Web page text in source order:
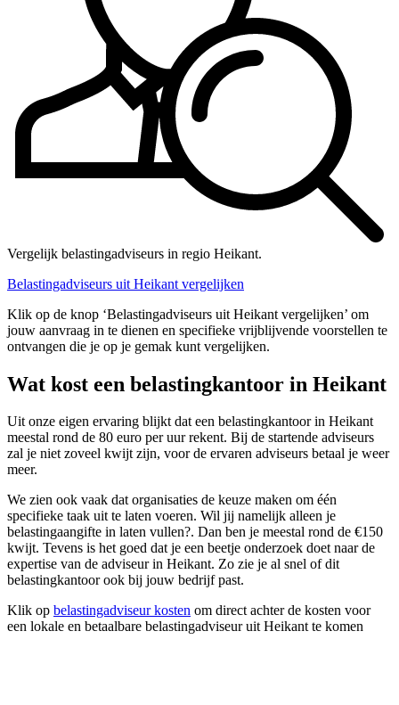
Vergelijk belastingadviseurs in regio Heikant.
Belastingadviseurs uit Heikant vergelijken
Klik op de knop ‘Belastingadviseurs uit Heikant vergelijken’ om
jouw aanvraag in te dienen en specifieke vrijblijvende voorstellen te
ontvangen die je op je gemak kunt vergelijken.
Wat kost een belastingkantoor in Heikant
Uit onze eigen ervaring blijkt dat een belastingkantoor in Heikant
meestal rond de 80 euro per uur rekent. Bij de startende adviseurs
zal je niet zoveel kwijt zijn, voor de ervaren adviseurs betaal je weer
meer.
We zien ook vaak dat organisaties de keuze maken om één
specifieke taak uit te laten voeren. Wil jij namelijk alleen je
belastingaangifte in laten vullen?. Dan ben je meestal rond de €150
kwijt. Tevens is het goed dat je een beetje onderzoek doet naar de
expertise van de adviseur in Heikant. Zo zie je al snel of dit
belastingkantoor ook bij jouw bedrijf past.
Klik op belastingadviseur kosten om direct achter de kosten voor
een lokale en betaalbare belastingadviseur uit Heikant te komen